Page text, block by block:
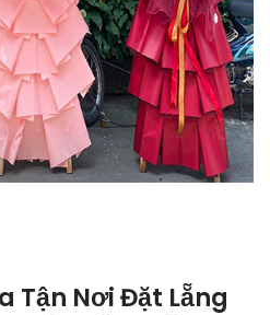
Tận Nơi Đặt Lẵng